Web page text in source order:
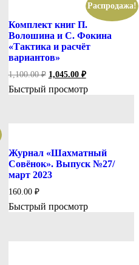
Распродажа!
Комплект книг П.
Волошина и С. Фокина
«Тактика и расчёт
вариантов»
1,100.00₽ Первоначальная
цена
составляла
1,045.00 ₽Текущая
цена:
1,045.00 ₽.
Быстрый просмотр
Журнал «Шахматный
Совёнок». Выпуск №27/
март 2023
160.00 ₽
Быстрый просмотр